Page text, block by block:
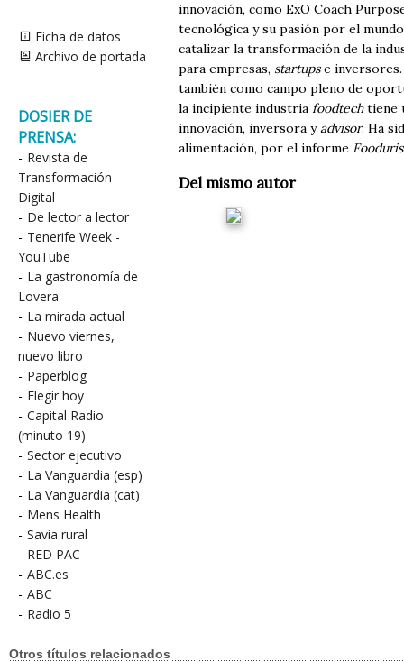
Ficha de datos
Archivo de portada
DOSIER DE
PRENSA:
- Revista de
Transformación
Digital
- De lector a lector
- Tenerife Week -
YouTube
- La gastronomía de
Lovera
- La mirada actual
- Nuevo viernes,
nuevo libro
- Paperblog
- Elegir hoy
- Capital Radio
(minuto 19)
- Sector ejecutivo
- La Vanguardia (esp)
- La Vanguardia (cat)
- Mens Health
- Savia rural
- RED PAC
- ABC.es
- ABC
- Radio 5
innovación, como ExO Coach
tecnológica y su pasión por el
catalizar la transformación de la
para empresas, startupse inversores.
también como campo pleno de
la incipiente industria foodtechtiene
innovación, inversora yadvisor. Ha
alimentación, por el informe
Del mismo autor
Otros títulos relacionados